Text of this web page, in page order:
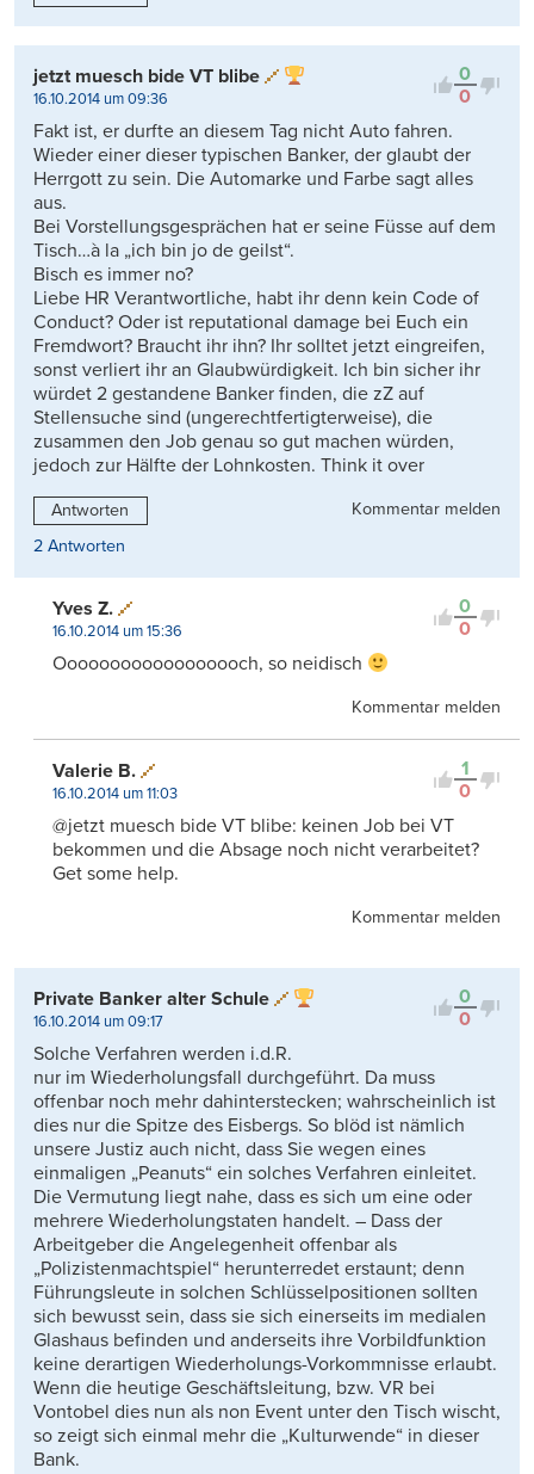
0
0
jetzt muesch bide VT blibe
16.10.2014 um 09:36
Fakt ist, er durfte an diesem Tag nicht Auto fahren.
Wieder einer dieser typischen Banker, der glaubt der
Herrgott zu sein. Die Automarke und Farbe sagt alles
aus.
Bei Vorstellungsgesprächen hat er seine Füsse auf dem
Tisch…à la „ich bin jo de geilst“.
Bisch es immer no?
Liebe HR Verantwortliche, habt ihr denn kein Code of
Conduct? Oder ist reputational damage bei Euch ein
Fremdwort? Braucht ihr ihn? Ihr solltet jetzt eingreifen,
sonst verliert ihr an Glaubwürdigkeit. Ich bin sicher ihr
würdet 2 gestandene Banker finden, die zZ auf
Stellensuche sind (ungerechtfertigterweise), die
zusammen den Job genau so gut machen würden,
jedoch zur Hälfte der Lohnkosten. Think it over
Antworten
Kommentar melden
2 Antworten
0
0
Yves Z.
16.10.2014 um 15:36
Oooooooooooooooooch, so neidisch
Kommentar melden
1
0
Valerie B.
16.10.2014 um 11:03
@jetzt muesch bide VT blibe: keinen Job bei VT
bekommen und die Absage noch nicht verarbeitet?
Get some help.
Kommentar melden
0
0
Private Banker alter Schule
16.10.2014 um 09:17
Solche Verfahren werden i.d.R.
nur im Wiederholungsfall durchgeführt. Da muss
offenbar noch mehr dahinterstecken; wahrscheinlich ist
dies nur die Spitze des Eisbergs. So blöd ist nämlich
unsere Justiz auch nicht, dass Sie wegen eines
einmaligen „Peanuts“ ein solches Verfahren einleitet.
Die Vermutung liegt nahe, dass es sich um eine oder
mehrere Wiederholungstaten handelt. – Dass der
Arbeitgeber die Angelegenheit offenbar als
„Polizistenmachtspiel“ herunterredet erstaunt; denn
Führungsleute in solchen Schlüsselpositionen sollten
sich bewusst sein, dass sie sich einerseits im medialen
Glashaus befinden und anderseits ihre Vorbildfunktion
keine derartigen Wiederholungs-Vorkommnisse erlaubt.
Wenn die heutige Geschäftsleitung, bzw. VR bei
Vontobel dies nun als non Event unter den Tisch wischt,
so zeigt sich einmal mehr die „Kulturwende“ in dieser
Bank.